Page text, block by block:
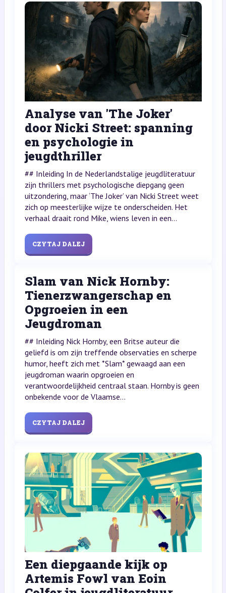
Analyse van 'The Joker'
door Nicki Street: spanning
en psychologie in
jeugdthriller
## Inleiding In de Nederlandstalige jeugdliteratuur
zijn thrillers met psychologische diepgang geen
uitzondering, maar ‘The Joker’ van Nicki Street weet
zich op meesterlijke wijze te onderscheiden. Het
verhaal draait rond Mike, wiens leven in een...
CZYTAJ DALEJ
Slam van Nick Hornby:
Tienerzwangerschap en
Opgroeien in een
Jeugdroman
## Inleiding Nick Hornby, een Britse auteur die
geliefd is om zijn treffende observaties en scherpe
humor, heeft zich met *Slam* gewaagd aan een
jeugdroman waarin opgroeien en
verantwoordelijkheid centraal staan. Hornby is geen
onbekende voor de Vlaamse...
CZYTAJ DALEJ
Een diepgaande kijk op
Artemis Fowl van Eoin